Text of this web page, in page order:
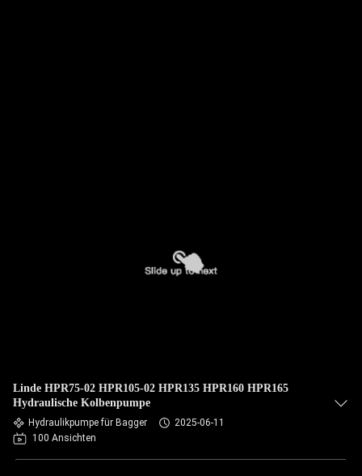
Linde HPR75-02 HPR105-02 HPR135 HPR160 HPR165
Hydraulische Kolbenpumpe
Hydraulikpumpe für Bagger
2025-06-11
100 Ansichten